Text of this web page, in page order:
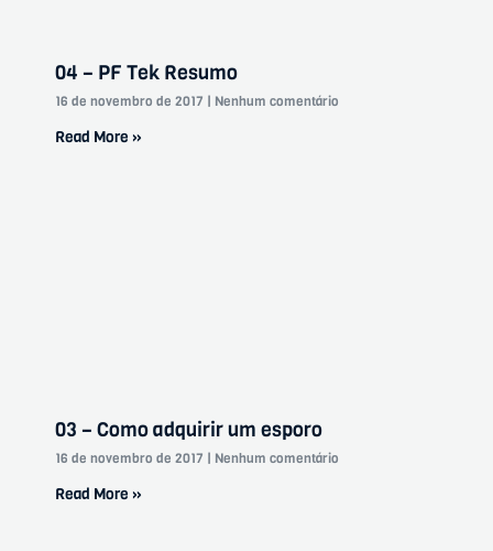
04 – PF Tek Resumo
16 de novembro de 2017 Nenhum comentário
Read More »
03 – Como adquirir um esporo
16 de novembro de 2017 Nenhum comentário
Read More »